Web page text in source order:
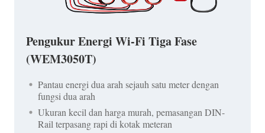
Pengukur Energi Wi-Fi Tiga Fase
(WEM3050T)
Pantau energi dua arah sejauh satu meter dengan
fungsi dua arah
Ukuran kecil dan harga murah, pemasangan DIN-
Rail terpasang rapi di kotak meteran